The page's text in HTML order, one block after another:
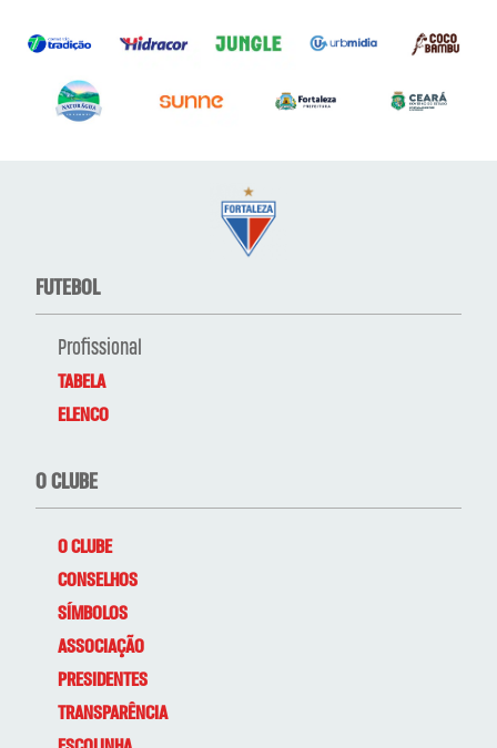
FUTEBOL
Profissional
TABELA
ELENCO
O CLUBE
O CLUBE
CONSELHOS
SÍMBOLOS
ASSOCIAÇÃO
PRESIDENTES
TRANSPARÊNCIA